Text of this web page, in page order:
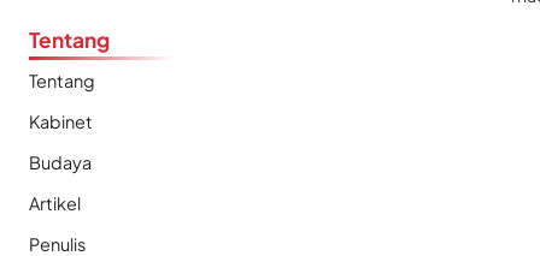
Tentang
Tentang
Kabinet
Budaya
Artikel
Penulis